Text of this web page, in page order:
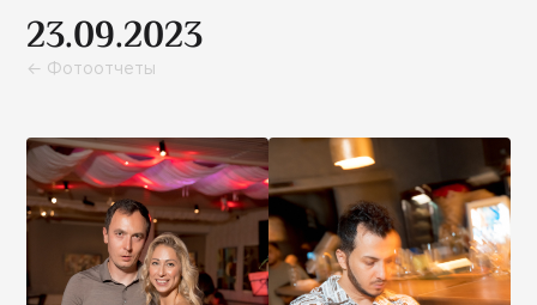
23.09.2023
← Фотоотчеты